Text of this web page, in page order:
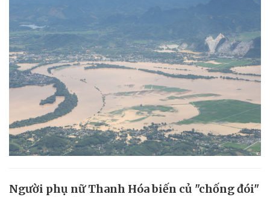
Người phụ nữ Thanh Hóa biến củ "chống đói"